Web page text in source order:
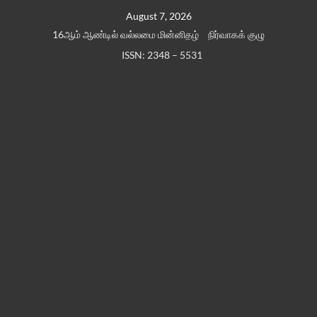
August 7, 2026
16ஆம் ஆண்டில் வல்லமை மின்னிதழ்
நிர்வாகக் குழு
ISSN: 2348 – 5531